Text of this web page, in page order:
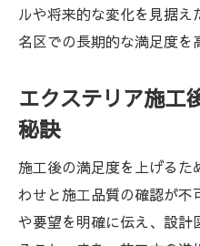
ルや将来的な変化を見据
名区での長期的な満足度を
エクステリア施工
秘訣
施工後の満足度を上げる
わせと施工品質の確認が不
や要望を明確に伝え、設計